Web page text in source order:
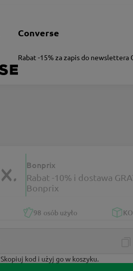
Converse
Rabat -15% za zapis do newslettera
Bonprix
Rabat -10% i dostawa
Bonprix
98 osób użyło
Skopiuj kod i użyj go w koszyku.